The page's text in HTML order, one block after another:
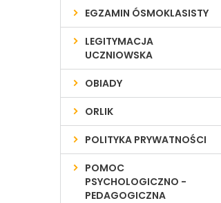
EGZAMIN ÓSMOKLASISTY
LEGITYMACJA
UCZNIOWSKA
OBIADY
ORLIK
POLITYKA PRYWATNOŚCI
POMOC
PSYCHOLOGICZNO -
PEDAGOGICZNA